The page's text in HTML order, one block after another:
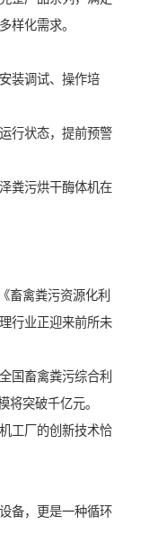
样化需求。
装调试、操作培
行状态，提前预警
粪污烘干酶体机在
畜禽粪污资源化利
行业正迎来前所未
国畜禽粪污综合利
将突破千亿元。
工厂的创新技术恰
备，更是一种循环